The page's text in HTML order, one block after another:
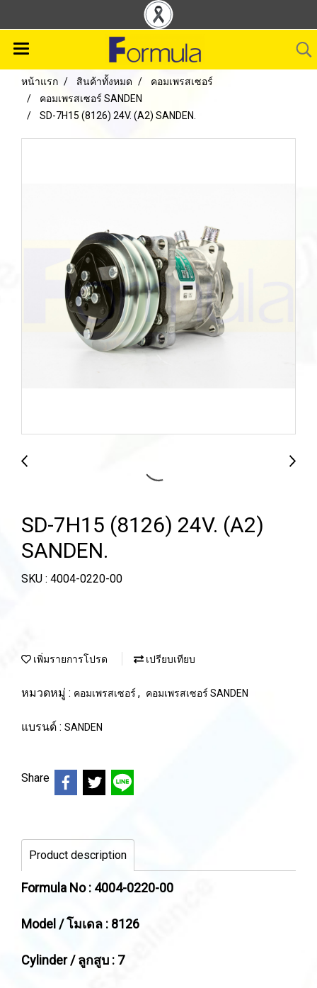
หน้าแรก สินค้าทั้งหมด
คอมเพรสเซอร์
คอมเพรสเซอร์ SANDEN
SD-7H15 (8126) 24V. (A2) SANDEN.
SD-7H15 (8126) 24V. (A2)
SANDEN.
SKU : 4004-0220-00
เพิ่มรายการโปรด เปรียบเทียบ
หมวดหมู่ : คอมเพรสเซอร์ , คอมเพรสเซอร์ SANDEN
แบรนด์ : SANDEN
Share
Product description
Formula No : 4004-0220-00
Model / โมเดล : 8126
Cylinder / ลูกสูบ : 7